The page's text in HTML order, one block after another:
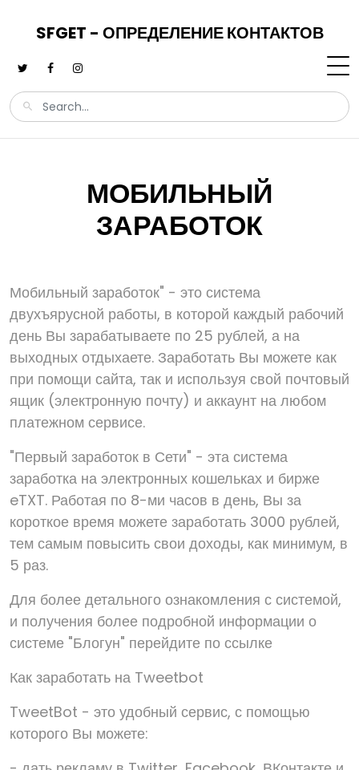
SFGET - ОПРЕДЕЛЕНИЕ КОНТАКТОВ
МОБИЛЬНЫЙ
ЗАРАБОТОК
Мобильный заработок" - это система
двухъярусной работы, в которой каждый рабочий
день Вы зарабатываете по 25 рублей, а на
выходных отдыхаете. Заработать Вы можете как
при помощи сайта, так и используя свой почтовый
ящик (электронную почту) и аккаунт на любом
платежном сервисе.
"Первый заработок в Сети" - эта система
заработка на электронных кошельках и бирже
eTXT. Работая по 8-ми часов в день, Вы за
короткое время можете заработать 3000 рублей,
тем самым повысить свои доходы, как минимум, в
5 раз.
Для более детального ознакомления с системой,
и получения более подробной информации о
системе "Блогун" перейдите по ссылке
Как заработать на Tweetbot
TweetBot - это удобный сервис, с помощью
которого Вы можете: